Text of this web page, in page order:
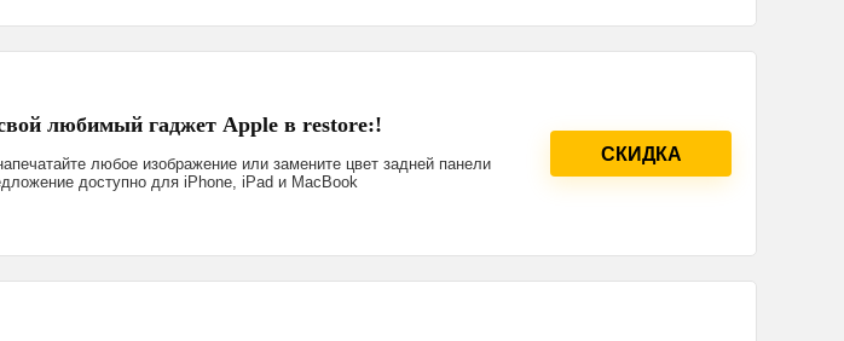
любимый гаджет Apple в restore:!
любое изображение или замените цвет задней панели
доступно для iPhone, iPad и MacBook
СКИДКА